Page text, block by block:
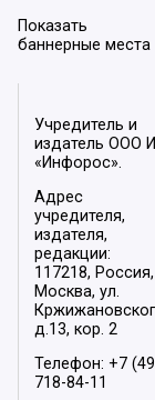
Показать
баннерные места
Учредитель и
издатель ООО
«Инфорос».
Адрес
учредителя,
издателя,
редакции:
117218, Россия,
Москва, ул.
д.13, кор. 2
Телефон: +7
718-84-11